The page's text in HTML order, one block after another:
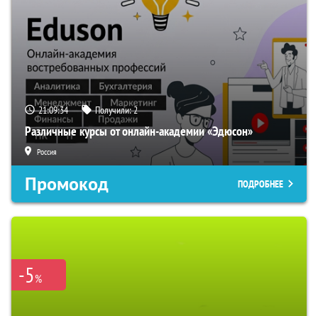
21:09:33 Получили:2
Различные курсы от онлайн-академии «Эдюсон»
Россия
Промокод ПОДРОБНЕЕ
-5%